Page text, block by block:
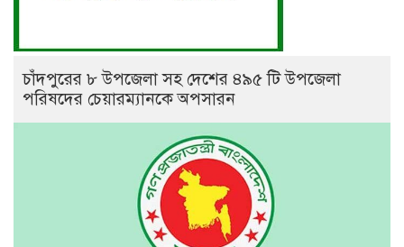
চাঁদপুরের ৮ উপজেলা সহ দেশের ৪৯৫ টি উপজেলা
পরিষদের চেয়ারম্যানকে অপসারন